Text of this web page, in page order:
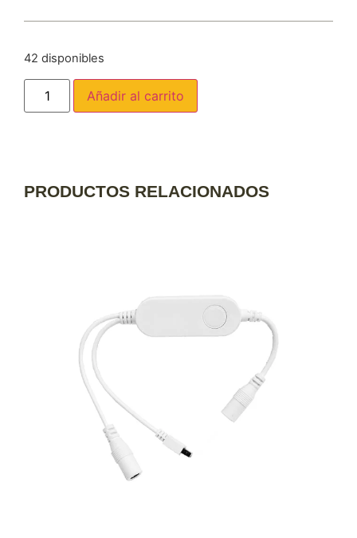
42 disponibles
Añadir al carrito
PRODUCTOS RELACIONADOS